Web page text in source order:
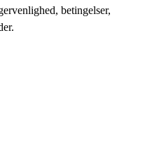
betingelser,